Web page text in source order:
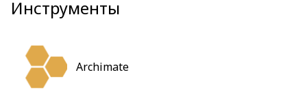
Инструменты
Archimate